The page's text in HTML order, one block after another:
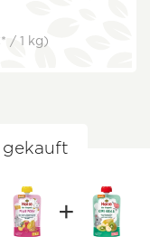
/ 1 kg)